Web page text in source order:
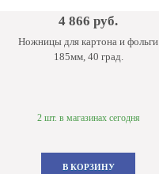
4 866 руб.
Ножницы для картона и фольги
185мм, 40 град.
2 шт. в магазинах сегодня
В КОРЗИНУ